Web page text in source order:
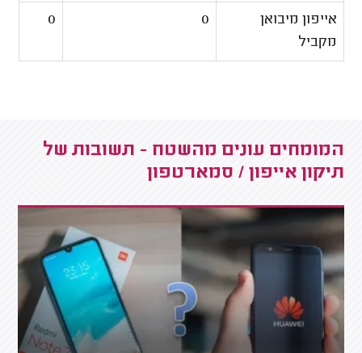
אייפון מיבואן
מקביל
0
0
המומחים עונים מהשטח - תשובות של
תיקון אייפון / סמארטפון